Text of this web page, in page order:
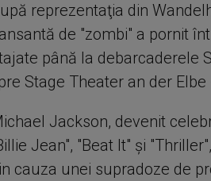
reprezentaţia din
de "zombi" a pornit
până la debarcaderele
Stage Theater an der
Jackson, devenit
Jean", "Beat It" şi
cauza unei supradoze de